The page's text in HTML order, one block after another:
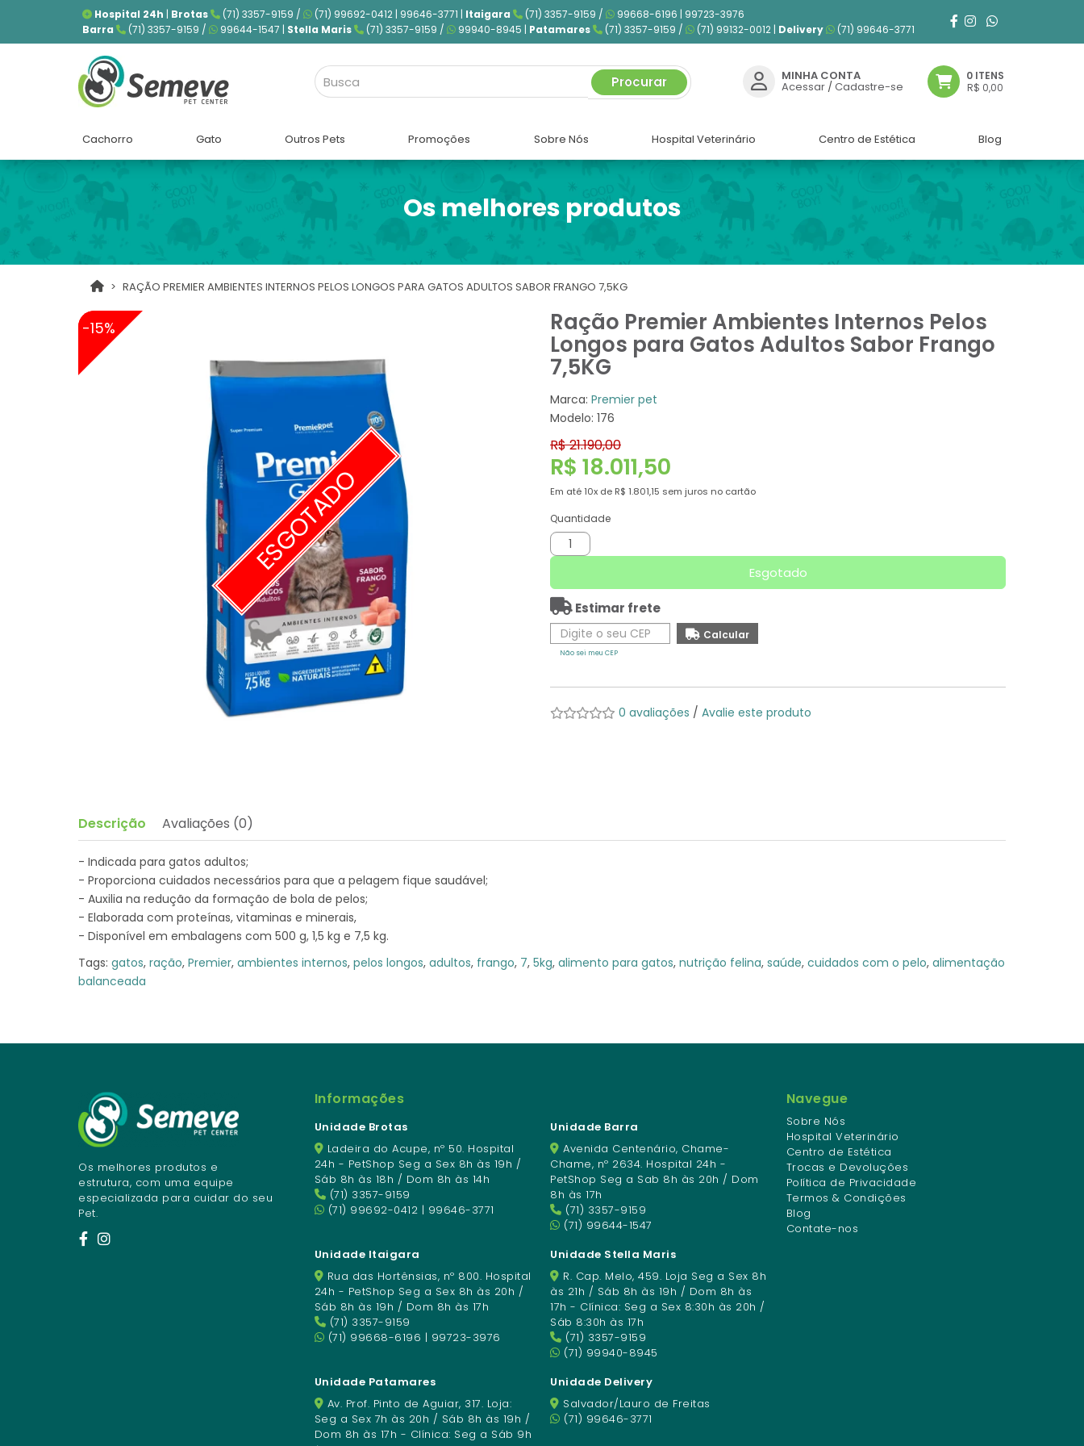
Hospital 24h | Brotas (71) 3357-9159 / (71) 99692-0412 | 99646-3771 | Itaigara (71) 3357-9159 /
99668-6196 | 99723-3976
Barra
(71) 3357-9159 / 99644-1547 | Stella Maris (71) 3357-9159 / 99940-8945 | Patamares (71) 3357-9159 / (71) 99132-0012 | Delivery (71) 99646-3771
MINHA CONTA
Acessar /Cadastre-se
0 ITENS
R$ 0,00
Procurar
Cachorro Gato Outros Pets Promoções Sobre Nós Hospital Veterinário Centro de Estética Blog
Os melhores produtos
RAÇÃO PREMIER AMBIENTES INTERNOS PELOS LONGOS PARA GATOS ADULTOS SABOR FRANGO 7,5KG
ESGOTADO
-15% Ração Premier Ambientes Internos Pelos
Longos para Gatos Adultos Sabor Frango
7,5KG
Marca: Premier pet
Modelo: 176
R$ 21.190,00
R$ 18.011,50
Em até10x de R$ 1.801,15 sem juros no cartão
Quantidade
Esgotado
Estimar frete
Não sei meu CEP
0 avaliações / Avalie este produto
Descrição Avaliações (0)
- Indicada para gatos adultos;
- Proporciona cuidados necessários para que a pelagem fique saudável;
- Auxilia na redução da formação de bola de pelos;
- Elaborada com proteínas, vitaminas e minerais,
- Disponível em embalagens com 500 g, 1,5 kg e 7,5 kg.
Tags: gatos, ração, Premier, ambientes internos, pelos longos, adultos, frango, 7, 5kg, alimento para gatos, nutrição felina, saúde, cuidados com o pelo, alimentação
balanceada
Os melhores produtos e
estrutura, com uma equipe
especializada para cuidar do seu
Pet.
Informações
Unidade Brotas
Ladeira do Acupe, nº 50. Hospital
24h - PetShop Seg a Sex 8h às 19h /
Sáb 8h às 18h / Dom 8h às 14h
(71) 3357-9159
(71) 99692-0412 | 99646-3771
Unidade Barra
Avenida Centenário, Chame-
Chame, nº 2634. Hospital 24h -
PetShop Seg a Sab 8h às 20h / Dom
8h às 17h
(71) 3357-9159
(71) 99644-1547
Unidade Itaigara
Rua das Hortênsias, nº 800. Hospital
24h - PetShop Seg a Sex 8h às 20h /
Sáb 8h às 19h / Dom 8h às 17h
(71) 3357-9159
(71) 99668-6196 | 99723-3976
Unidade Stella Maris
R. Cap. Melo, 459. Loja Seg a Sex 8h
às 21h / Sáb 8h às 19h / Dom 8h às
17h - Clínica: Seg a Sex 8:30h às 20h /
Sáb 8:30h às 17h
(71) 3357-9159
(71) 99940-8945
Unidade Patamares
Av. Prof. Pinto de Aguiar, 317. Loja:
Seg a Sex 7h às 20h / Sáb 8h às 19h /
Dom 8h às 17h - Clínica: Seg a Sáb 9h
Unidade Delivery
Salvador/Lauro de Freitas
(71) 99646-3771
Navegue
Sobre Nós
Hospital Veterinário
Centro de Estética
Trocas e Devoluções
Política de Privacidade
Termos & Condições
Blog
Contate-nos